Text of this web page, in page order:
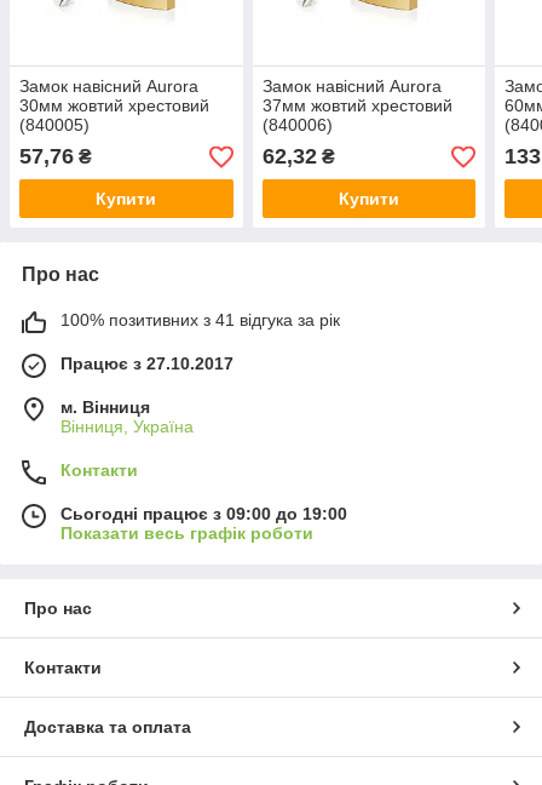
Замок навісний Aurora
30мм жовтий хрестовий
(840005)
57,76 ₴
Купити
Замок навісний Aurora
37мм жовтий хрестовий
(840006)
62,32₴
Купити
Про нас
100% позитивних з 41 відгука за рік
Працює з 27.10.2017
м. Вінниця
Вінниця, Україна
Контакти
Сьогодні працює з 09:00 до 19:00
Показати весь графік роботи
Про нас
Контакти
Доставка та оплата